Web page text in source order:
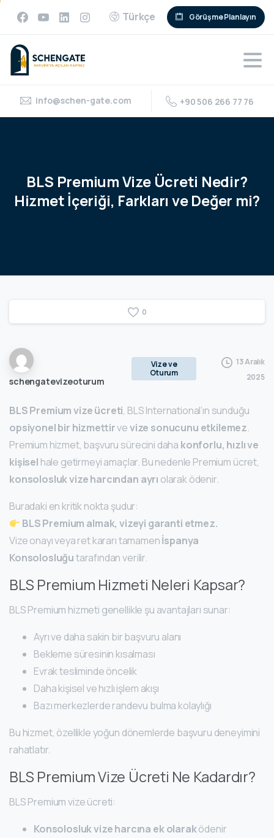
Türkçe Görüşme Planlayın
info@schen-gate.com +90 506 266 77 76
BLS PremiumVize Ücreti Nedir?
Hizmetİçeriği, Farkları ve Değer mi?
0
schengatevizeoturum
Vize ve
Oturum
13 Aralık
2025
BLS Premium vize ücreti, BLS International’ın sunduğu
opsiyonel bir hizmettirvevize sonucunu etkilemez.
Premium hizmet, başvuru sürecini daha konforlu, hızlı ve
kişisel hale getirmeyi amaçlar. Bu nedenle Premium ücret,
konsolosluk vize harcından ayrı olarak ödenir.
Buradaki en kritik nokta şudur:
BLS Premium almak, vizeyi garanti etmez.
Vize onayı veya ret kararı tamamenİspanya
Konsolosluğutarafından verilir.
BLS Premium Hizmeti Neleri Kapsar?
BLS Premium hizmeti genellikle şu avantajları sunar:
Ayrı ve daha sakin bir başvuru alanı
Bekleme süresinin kısalması
Evrak tesliminde öncelik
Daha kişisel ve hızlı işlem akışı
Bazı merkezlerde randevu bulma kolaylığı
Bu hizmet, özellikle yoğun dönemlerde başvuru deneyimini
rahatlatır.
BLS Premium Vize Ücreti Ne Kadardır?
BLS Premium vize ücreti:
Konsolosluk vize harcına ek olaraködenir